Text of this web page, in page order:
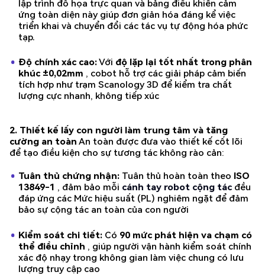
lập trình đồ họa trực quan và bảng điều khiển cảm
ứng toàn diện này giúp đơn giản hóa đáng kể việc
triển khai và chuyển đổi các tác vụ tự động hóa phức
tạp.
Độ chính xác cao:Với độ lặp lại tốt nhất trong phân
khúc ±0,02mm , cobot hỗ trợ các giải pháp cảm biến
tích hợp như trạm Scanology 3D để kiểm tra chất
lượng cực nhanh, không tiếp xúc
2. Thiết kế lấy con người làm trung tâm và tăng
cường an toàn An toàn được đưa vào thiết kế cốt lõi
để tạo điều kiện cho sự tương tác không rào cản:
Tuân thủ chứng nhận: Tuân thủ hoàn toàn theo ISO
13849-1 , đảm bảo mỗi cánh tay robot cộng tácđều
đáp ứng các Mức hiệu suất (PL) nghiêm ngặt để đảm
bảo sự cộng tác an toàn của con người
Kiểm soát chi tiết: Có 90 mức phát hiện va chạm có
thể điều chỉnh , giúp người vận hành kiểm soát chính
xác độ nhạy trong không gian làm việc chung có lưu
lượng truy cập cao